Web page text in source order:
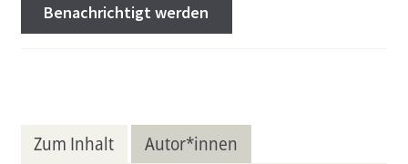
Benachrichtigt werden
Zum Inhalt Autor*innen